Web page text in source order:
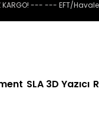
KARGO! --- --- EFT/
SLA 3D Yazıcı